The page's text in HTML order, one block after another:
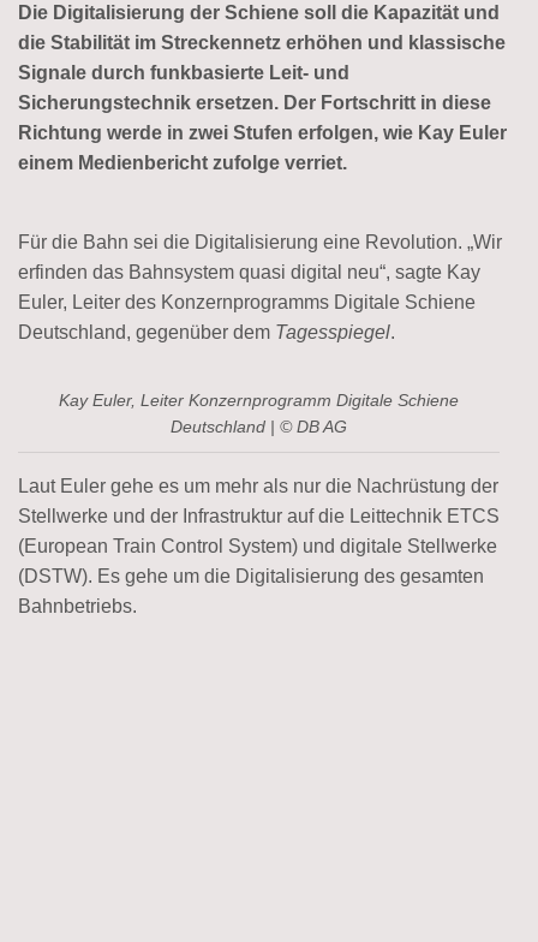
Die Digitalisierung der Schiene soll die Kapazität und
die Stabilität im Streckennetz erhöhen und klassische
Signale durch funkbasierte Leit- und
Sicherungstechnik ersetzen. Der Fortschritt in diese
Richtung werde in zwei Stufen erfolgen, wie Kay Euler
einem Medienbericht zufolge verriet.
Für die Bahn sei die Digitalisierung eine Revolution. „Wir
erfinden das Bahnsystem quasi digital neu“, sagte Kay
Euler, Leiter des Konzernprogramms Digitale Schiene
Deutschland, gegenüber dem Tagesspiegel.
Kay Euler, Leiter Konzernprogramm Digitale Schiene
Deutschland | © DB AG
Laut Euler gehe es um mehr als nur die Nachrüstung der
Stellwerke und der Infrastruktur auf die Leittechnik ETCS
(European Train Control System) und digitale Stellwerke
(DSTW). Es gehe um die Digitalisierung des gesamten
Bahnbetriebs.